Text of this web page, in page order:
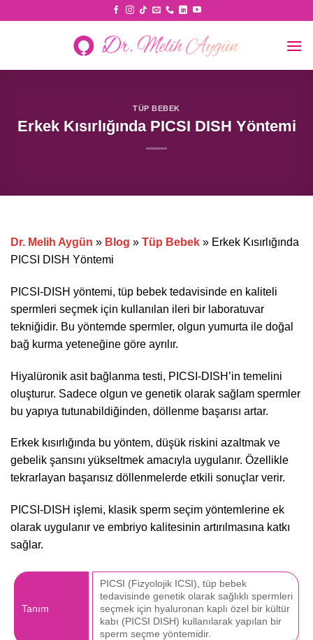
TÜP BEBEK
Erkek Kısırlığında PICSI DISH Yöntemi
Dr. Melih Aygün » Blog » Tüp Bebek » Erkek Kısırlığında
PICSI DISH Yöntemi
PICSI-DISH yöntemi, tüp bebek tedavisinde en kaliteli
spermleri seçmek için kullanılan ileri bir laboratuvar
tekniğidir. Bu yöntemde spermler, olgun yumurta ile doğal
bağ kurma yeteneğine göre ayrılır.
Hiyalüronik asit bağlanma testi, PICSI-DISH’in temelini
oluşturur. Sadece olgun ve genetik olarak sağlam spermler
bu yapıya tutunabildiğinden, döllenme başarısı artar.
Erkek kısırlığında bu yöntem, düşük riskini azaltmak ve
gebelik şansını yükseltmek amacıyla uygulanır. Özellikle
tekrarlayan başarısız döllenmelerde etkili sonuçlar verir.
PICSI-DISH işlemi, klasik sperm seçim yöntemlerine ek
olarak uygulanır ve embriyo kalitesinin artırılmasına katkı
sağlar.
Tanım
PICSI (Fizyolojik ICSI), tüp bebek
tedavisinde genetik olarak sağlıklı spermleri
seçmek için hyaluronan kaplı özel bir kültür
kabı (PICSI DISH) kullanılarak yapılan bir
sperm seçme yöntemidir.